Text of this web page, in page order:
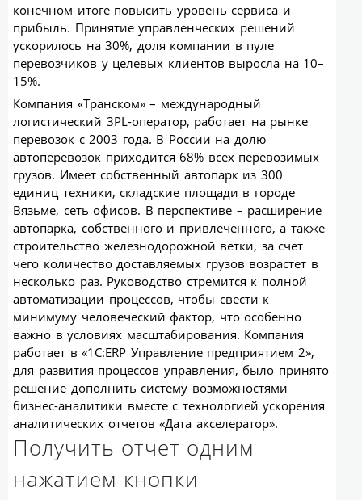
конечном итоге повысить уровень сервиса и
прибыль. Принятие управленческих решений
ускорилось на 30%, доля компании в пуле
перевозчиков у целевых клиентов выросла на 10–
15%.
Компания «Транском» – международный
логистический 3PL-оператор, работает на рынке
перевозок с 2003 года. В России на долю
автоперевозок приходится 68% всех перевозимых
грузов. Имеет собственный автопарк из 300
единиц техники, складские площади в городе
Вязьме, сеть офисов. В перспективе – расширение
автопарка, собственного и привлеченного, а также
строительство железнодорожной ветки, за счет
чего количество доставляемых грузов возрастет в
несколько раз. Руководство стремится к полной
автоматизации процессов, чтобы свести к
минимуму человеческий фактор, что особенно
важно в условиях масштабирования. Компания
работает в «1С:ERP Управление предприятием 2»,
для развития процессов управления, было принято
решение дополнить систему возможностями
бизнес-аналитики вместе с технологией ускорения
аналитических отчетов «Дата акселератор».
Получить отчет одним
нажатием кнопки